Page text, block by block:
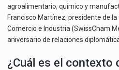
agroalimentario, químico y
Francisco Martínez, presidente de
Comercio e Industria (SwissCham
aniversario de relaciones
¿Cuál es el contexto